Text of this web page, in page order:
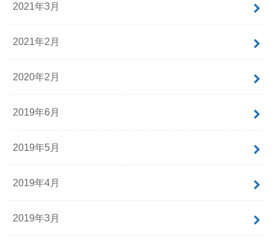
2021年3月
2021年2月
2020年2月
2019年6月
2019年5月
2019年4月
2019年3月